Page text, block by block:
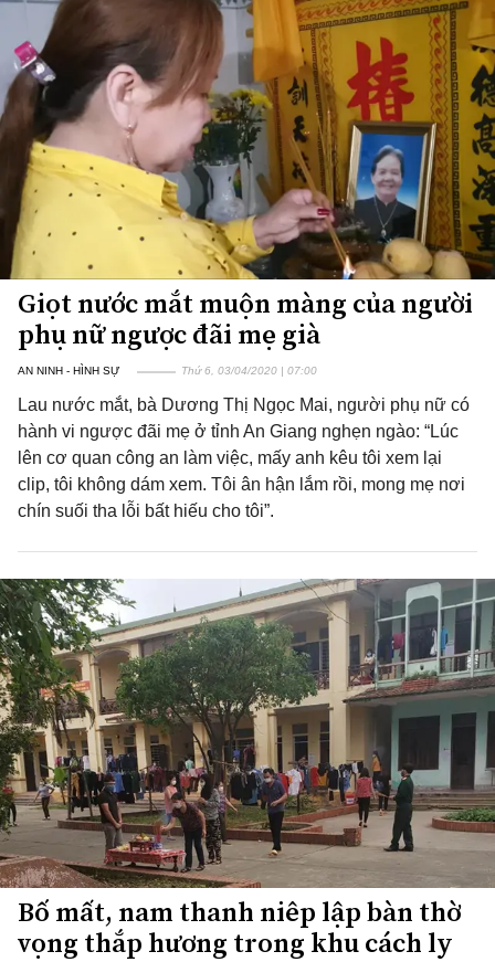
Giọt nước mắt muộn màng của người
phụ nữ ngược đãi mẹ già
AN NINH - HÌNH SỰ Thứ 6, 03/04/2020 | 07:00
Lau nước mắt, bà Dương Thị Ngọc Mai, người phụ nữ có
hành vi ngược đãi mẹ ở tỉnh An Giang nghẹn ngào: “Lúc
lên cơ quan công an làm việc, mấy anh kêu tôi xem lại
clip, tôi không dám xem. Tôi ân hận lắm rồi, mong mẹ nơi
chín suối tha lỗi bất hiếu cho tôi”.
Bố mất, nam thanh niêp lập bàn thờ
vọng thắp hương trong khu cách ly